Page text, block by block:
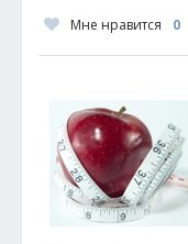
Мне нравится 0